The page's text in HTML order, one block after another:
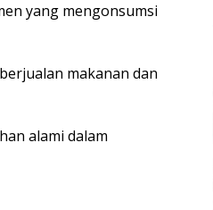
yang mengonsumsi
makanan dan
alami dalam